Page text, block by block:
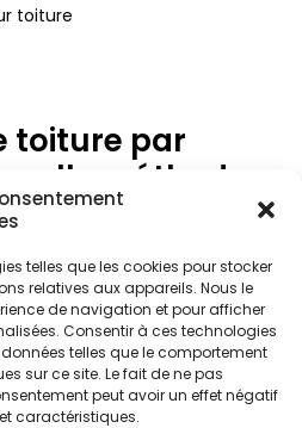
telles que les cookies pour stocker
relatives aux appareils. Nous le
de navigation et pour afficher
Consentir à ces technologies
telles que le comportement
sur ce site. Le fait de ne pas
peut avoir un effet négatif
caractéristiques.
toiture par
méthode
l’isolant ?
pour lequel vous aurez opté
de méthode pour isoler
de pose pour
?
les isolants souples tels